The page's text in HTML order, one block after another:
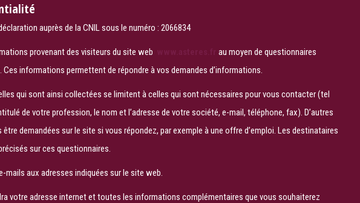
auprès de la CNIL sous le numéro : 2066834
provenant des visiteurs du site web
au moyen de questionnaires
informations permettent de répondre à vos demandes d’informations.
qui sont ainsi collectées se limitent à celles qui sont nécessaires pour vous contacter (tel
de votre profession, le nom et l’adresse de votre société, e-mail, téléphone, fax). D’autres
demandées sur le site si vous répondez, par exemple à une offre d’emploi. Les destinataires
sur ces questionnaires.
mails aux adresses indiquées sur le site web.
votre adresse internet et toutes les informations complémentaires que vous souhaiterez